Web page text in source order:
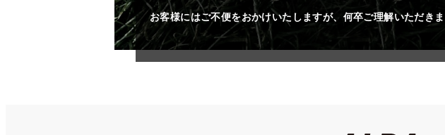
お客様にはご不便をおかけいたしますが、何卒ご理解いただき